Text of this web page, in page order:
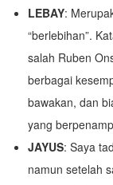
LEBAY:
“berlebihan”.
salah Ruben
berbagai
bawakan, dan
yang
JAYUS: Saya
namun setelah